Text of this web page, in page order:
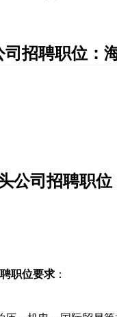
司招聘职位：
公司招聘职位
职位要求 ：